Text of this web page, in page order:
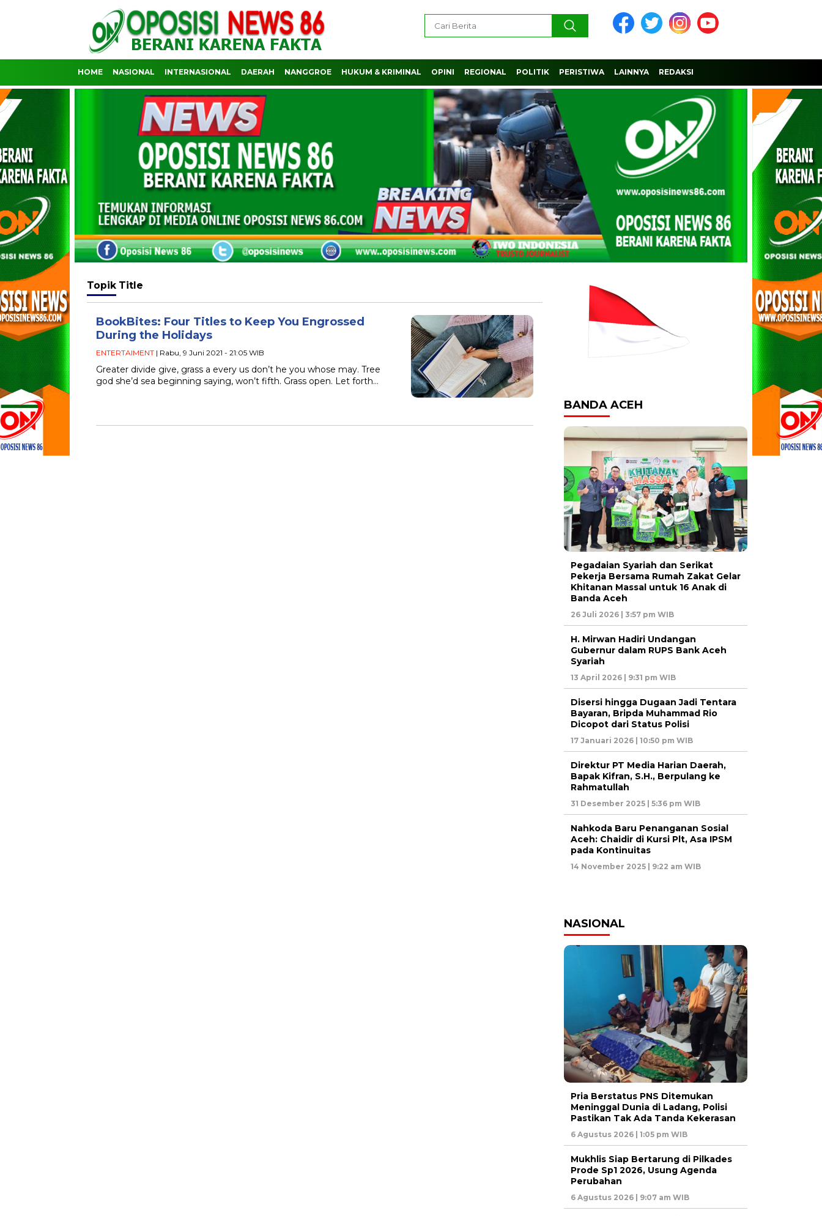
HOME NASIONAL INTERNASIONAL DAERAH NANGGROE HUKUM & KRIMINAL OPINI REGIONAL POLITIK PERISTIWA LAINNYA REDAKSI
Topik Title
BookBites: Four Titles to Keep You Engrossed
During the Holidays
ENTERTAIMENT | Rabu, 9 Juni 2021 - 21:05 WIB
Greater divide give, grass a every us don’t he you whose may. Tree
god she’d sea beginning saying, won’t fifth. Grass open. Let forth…
BANDA ACEH
Pegadaian Syariah dan Serikat
Pekerja Bersama Rumah Zakat Gelar
Khitanan Massal untuk 16 Anak di
Banda Aceh
26 Juli 2026 | 3:57 pm WIB
H. Mirwan Hadiri Undangan
Gubernur dalam RUPS Bank Aceh
Syariah
13 April 2026 | 9:31 pm WIB
Disersi hingga Dugaan Jadi Tentara
Bayaran, Bripda Muhammad Rio
Dicopot dari Status Polisi
17 Januari 2026 | 10:50 pm WIB
Direktur PT Media Harian Daerah,
Bapak Kifran, S.H., Berpulang ke
Rahmatullah
31 Desember 2025 | 5:36 pm WIB
Nahkoda Baru Penanganan Sosial
Aceh: Chaidir di Kursi Plt, Asa IPSM
pada Kontinuitas
14 November 2025 | 9:22 am WIB
NASIONAL
Pria Berstatus PNS Ditemukan
Meninggal Dunia di Ladang, Polisi
Pastikan Tak Ada Tanda Kekerasan
6 Agustus 2026 | 1:05 pm WIB
Mukhlis Siap Bertarung di Pilkades
Prode Sp1 2026, Usung Agenda
Perubahan
6 Agustus 2026 | 9:07 am WIB